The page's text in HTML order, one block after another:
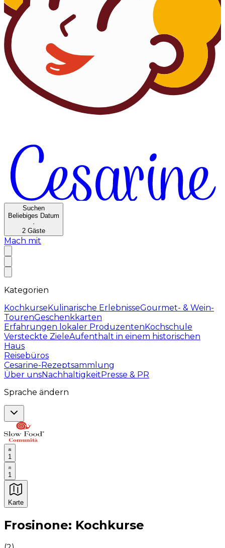
Suchen
Beliebiges Datum
·
2 Gäste
Mach mit
Kategorien
KochkurseKulinarische ErlebnisseGourmet- & Wein-
TourenGeschenkkarten
Erfahrungen lokaler ProduzentenKochschule
Versteckte ZieleAufenthalt in einem historischen
Haus
Reisebüros
Cesarine-Rezeptsammlung
Über unsNachhaltigkeitPresse & PR
Sprache ändern
1
1
Karte
Unvergessliche kulinarische Erlebnisse:
Frosinone: Kochkurse